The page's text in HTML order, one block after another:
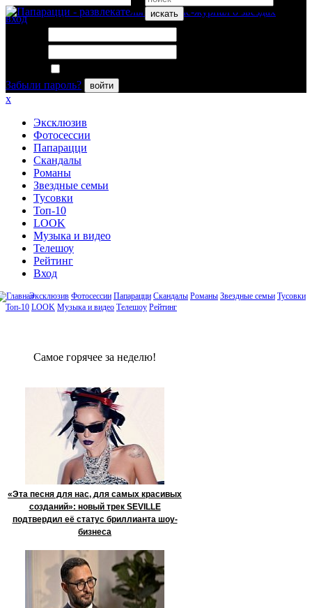
искать
вход
Забыли пароль?
войти
x
Эксклюзив
Фотосессии
Папарацци
Скандалы
Романы
Звездные семьи
Тусовки
Топ-10
LOOK
Музыка и видео
Телешоу
Рейтинг
Вход
Эксклюзив Фотосессии Папарацци Скандалы Романы Звездные семьи Тусовки
Топ-10 LOOK Музыка и видео Телешоу Рейтинг
Сaмое гoрячее за неделю!
«Эта песня для нас, для самых красивых
созданий»: новый трек SEVILLE
подтвердил её статус бриллианта шоу-
бизнеса